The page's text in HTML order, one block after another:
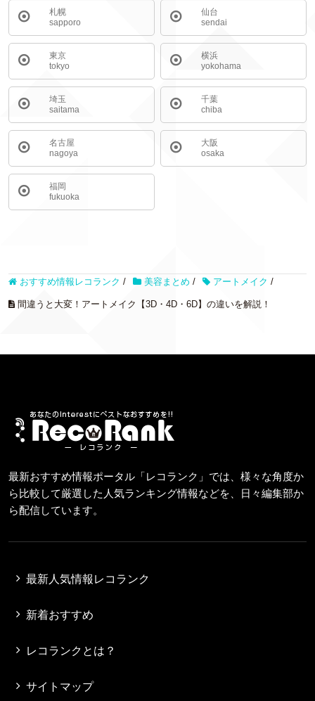
札幌
sapporo
仙台
sendai
東京
tokyo
横浜
yokohama
埼玉
saitama
千葉
chiba
名古屋
nagoya
大阪
osaka
福岡
fukuoka
おすすめ情報レコランク / 美容まとめ / アートメイク /
間違うと大変！アートメイク【3D・4D・6D】の違いを解説！
最新おすすめ情報ポータル「レコランク」では、様々な角度か
ら比較して厳選した人気ランキング情報などを、日々編集部か
ら配信しています。
最新人気情報レコランク
新着おすすめ
レコランクとは？
サイトマップ